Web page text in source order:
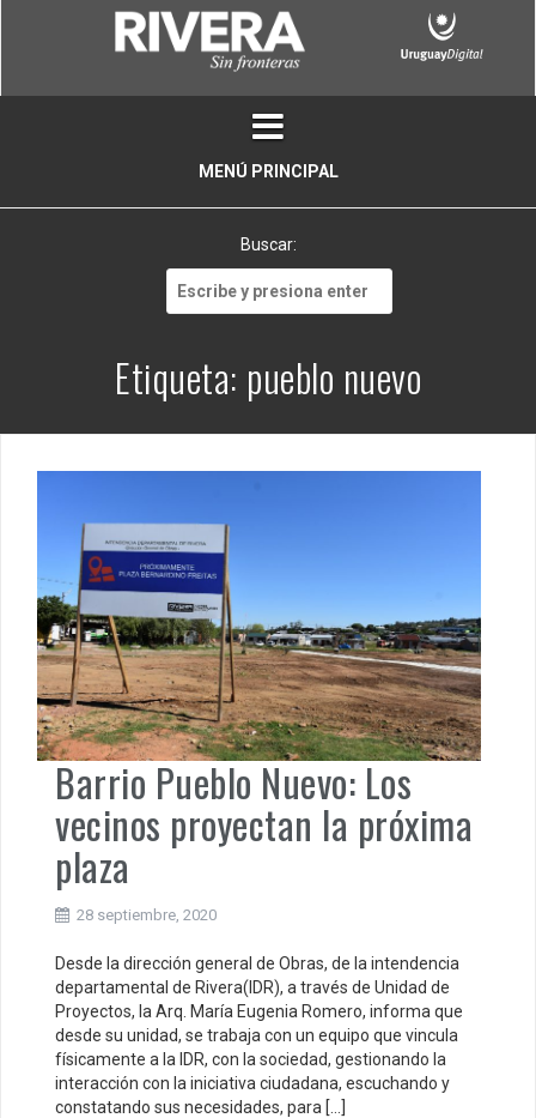
MENÚ PRINCIPAL
Buscar:
Etiqueta: pueblo nuevo
Barrio Pueblo Nuevo: Los
vecinos proyectan la próxima
plaza
28 septiembre, 2020
Desde la dirección general de Obras, de la intendencia
departamental de Rivera(IDR), a través de Unidad de
Proyectos, la Arq. María Eugenia Romero, informa que
desde su unidad, se trabaja con un equipo que vincula
físicamente a la IDR, con la sociedad, gestionando la
interacción con la iniciativa ciudadana, escuchando y
constatando sus necesidades, para […]